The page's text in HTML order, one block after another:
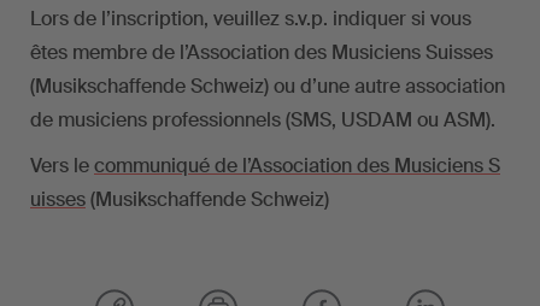
Lors de l’inscription, veuillez s.v.p. indiquer si vous
êtes membre de l’Association des Musiciens Suisses
(Musikschaffende Schweiz) ou d’une autre association
de musiciens professionnels (SMS, USDAM ou ASM).
Vers lecommuniqué de l’Association des Musiciens S
uisses(Musikschaffende Schweiz)